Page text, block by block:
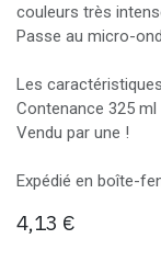
couleurs très
Passe au micro-
Les
Contenance 325
Vendu par une !
Expédié en boîte-
4,13 €